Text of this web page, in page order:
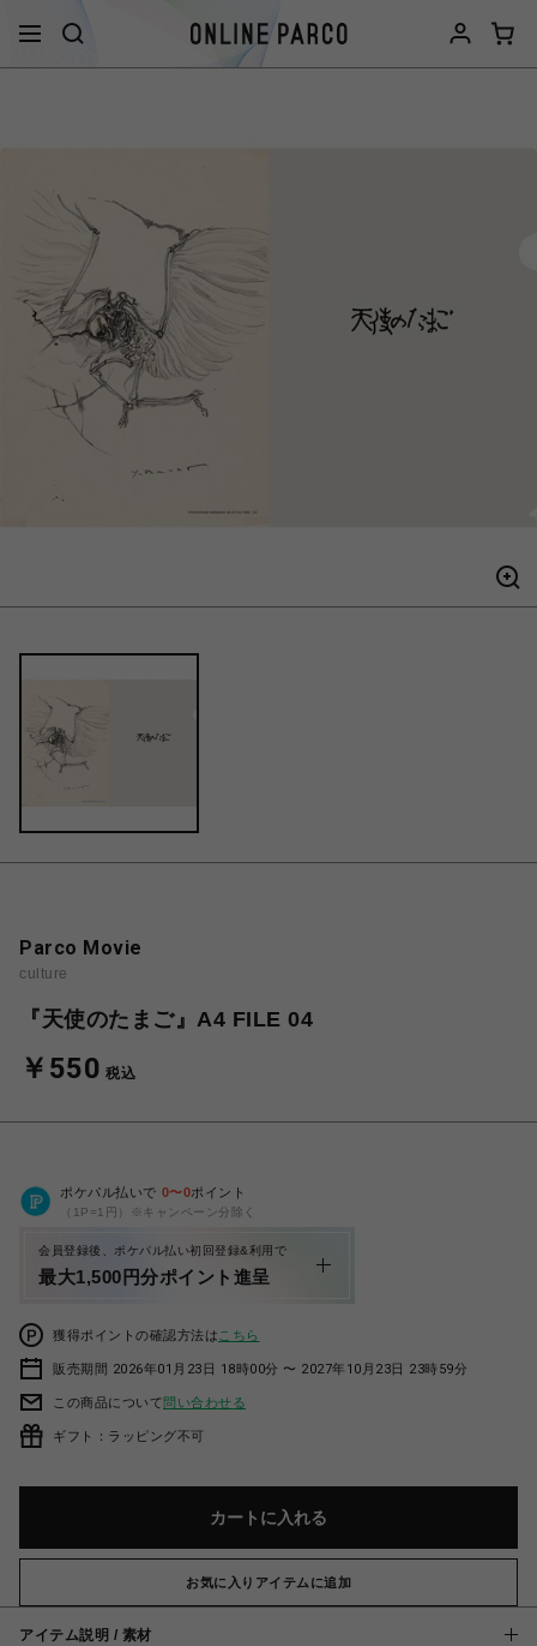
Parco Movie
culture
『天使のたまご』A4 FILE 04
￥550 税込
ポケパル払いで 0〜0ポイント
（1P=1円）※キャンペーン分除く
会員登録後、ポケパル払い初回登録&利用で
最大1,500円分ポイント進呈
獲得ポイントの確認方法は こちら
販売期間 2026年01月23日 18時00分 〜 2027年10月23日 23時59分
この商品について問い合わせる
ギフト：ラッピング不可
カートに入れる
お気に入りアイテムに追加
アイテム説明 / 素材